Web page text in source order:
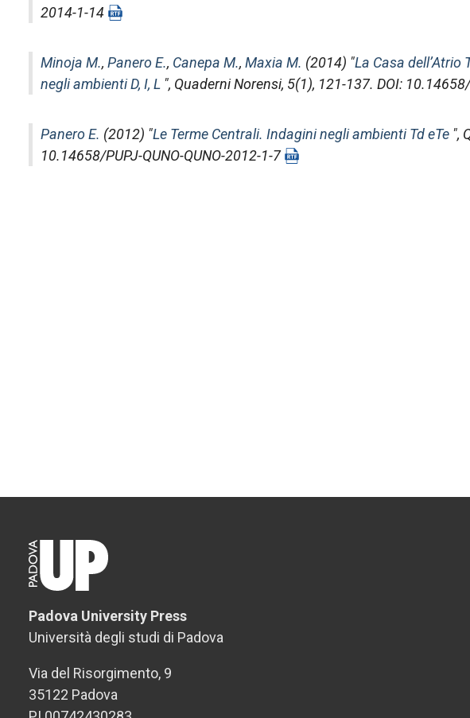
2014-1-14
Minoja M., Panero E., Canepa M., Maxia M. (2014) "La Casa
negli ambienti D, I, L ", Quaderni Norensi, 5(1), 121-137. DOI:
Panero E. (2012) "Le Terme Centrali. Indagini negli ambienti Td eTe ",
10.14658/PUPJ-QUNO-QUNO-2012-1-7
Padova University Press
Università degli studi di Padova
Via del Risorgimento, 9
35122 Padova